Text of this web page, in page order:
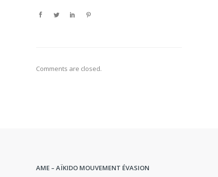
Comments are closed.
AME – AÏKIDO MOUVEMENT ÉVASION